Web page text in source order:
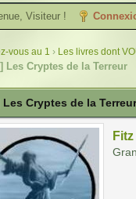
Visiteur !
vous au 1 › Les livres dont
Les Cryptes de la Terreur
Les Cryptes de la Terreur
Fitz